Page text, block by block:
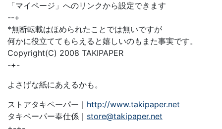
「マイページ」へのリンクから設定できます
--+
*無断転載はほめられたことでは無いですが
何かに役立ててもらえると嬉しいのもまた事実です。
Copyright(C) 2008 TAKIPAPER
-+-
よさげな紙にあえるかも。
ストアタキペーパー｜ http://www.takipaper.net
タキペーパー奉仕係｜ store@takipaper.net